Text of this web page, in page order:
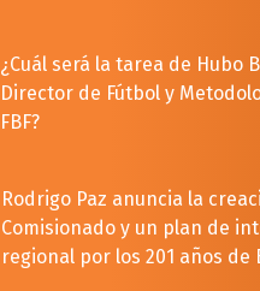
¿Cuál será la tarea de Hubo
Director de Fútbol y
FBF?
Rodrigo Paz anuncia la
Comisionado y un plan de
regional por los 201 años de